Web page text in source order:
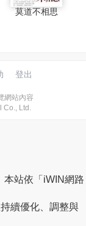
莫道不相思
登出
網站內容
Co., Ltd.
本站依「iWIN網路
續優化、調整與